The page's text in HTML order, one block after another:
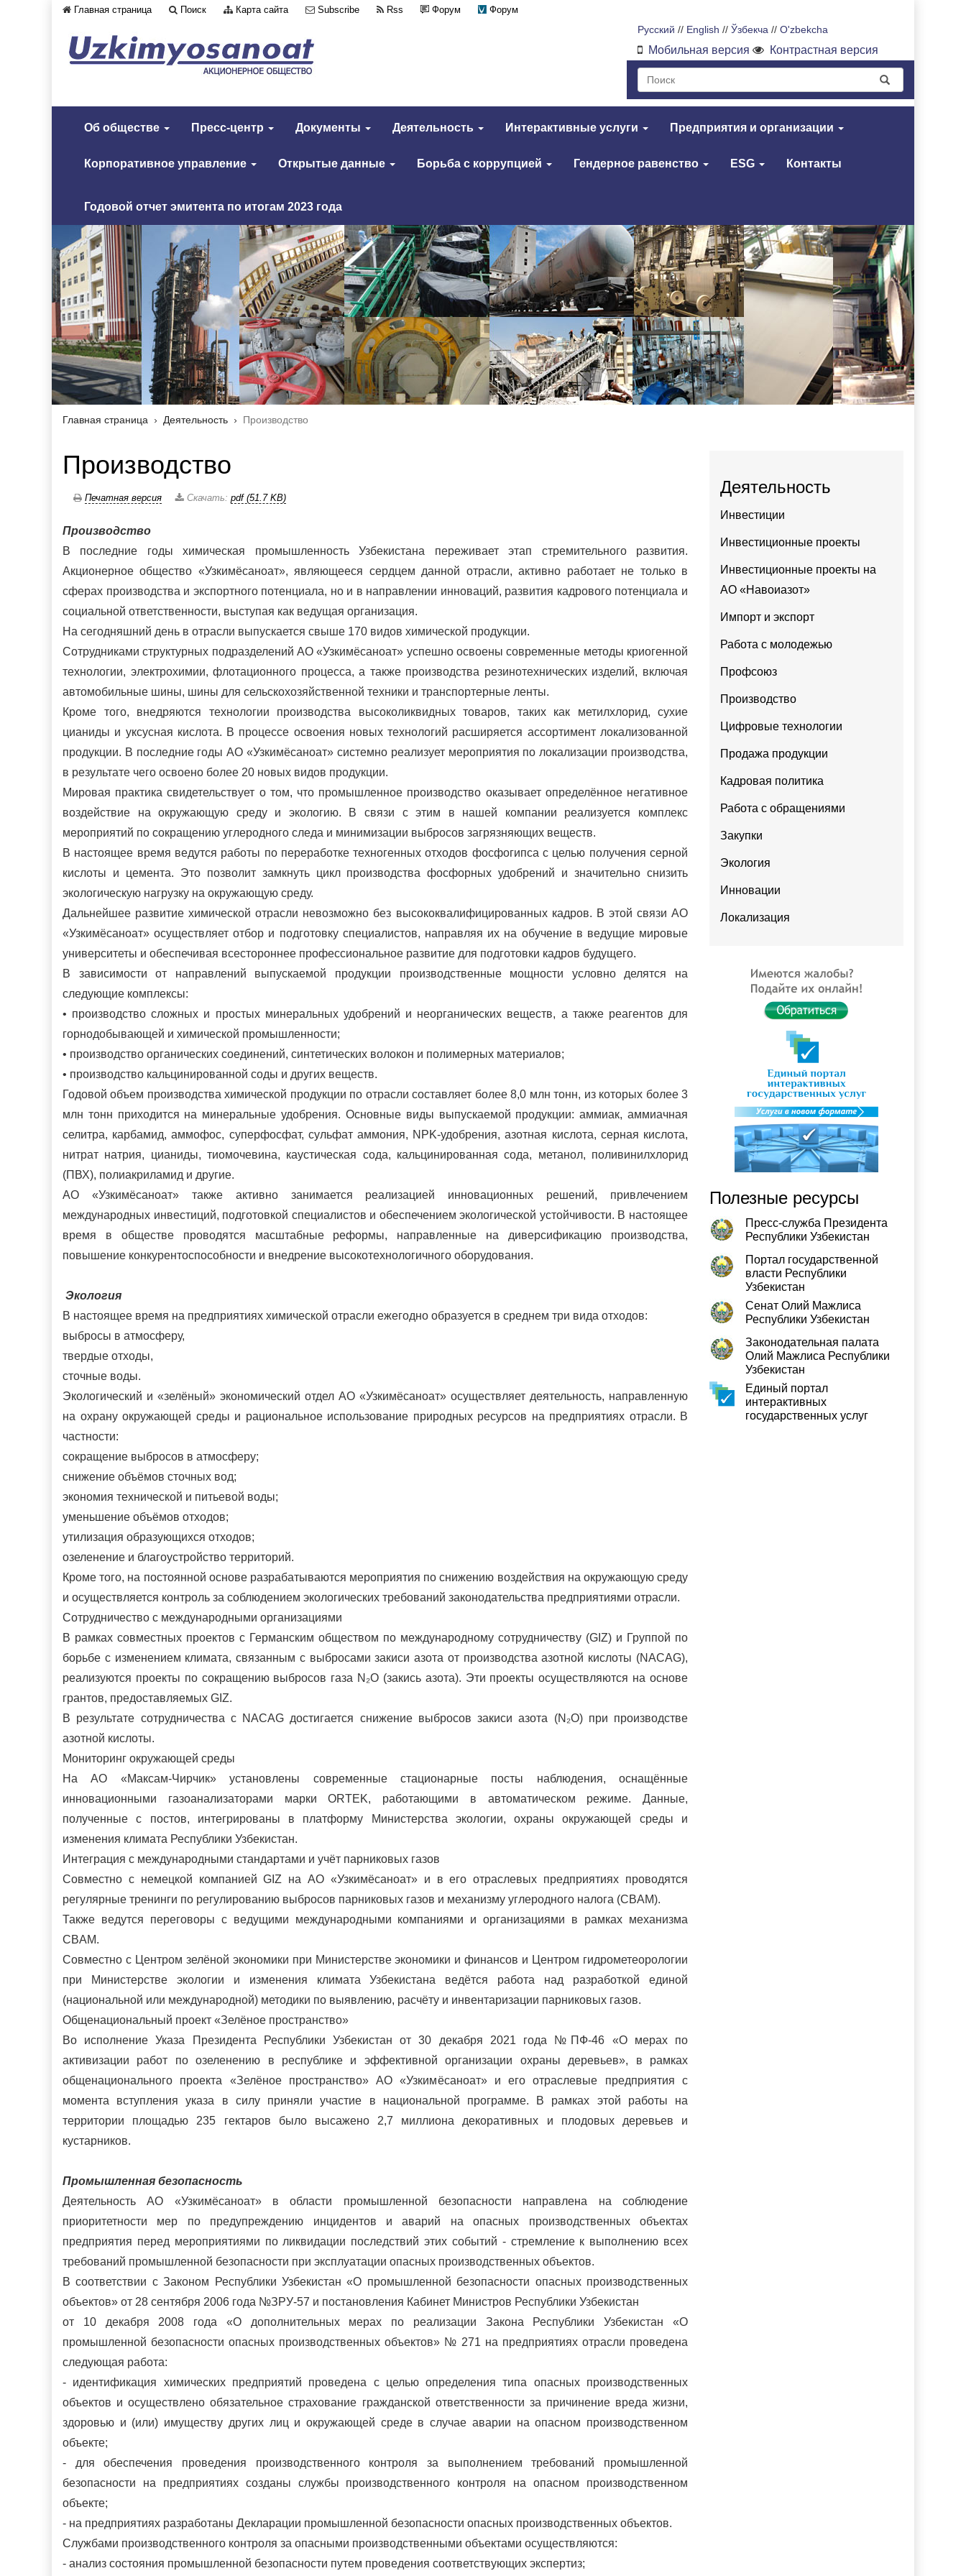
Главная страница Поиск Карта сайта Subscribe Rss Форум
Форум
Русский // English // Ўзбекча // O'zbekcha
Мобильная версия Контрастная версия
Об обществе Пресс-центр Документы Деятельность Интерактивные услуги Предприятия и организации
Корпоративное управление Открытые данные Борьба с коррупцией Гендерное равенство ESG Контакты
Годовой отчет эмитента по итогам 2023 года
Главная страница Деятельность Производство
Производство
Печатная версия Скачать: pdf (51.7 KB)
Производство
В последние годы химическая промышленность Узбекистана переживает этап стремительного развития.
Акционерное общество «Узкимёсаноат», являющееся сердцем данной отрасли, активно работает не только в
сферах производства и экспортного потенциала, но и в направлении инноваций, развития кадрового потенциала и
социальной ответственности, выступая как ведущая организация.
На сегодняшний день в отрасли выпускается свыше 170 видов химической продукции.
Сотрудниками структурных подразделений АО «Узкимёсаноат» успешно освоены современные методы криогенной
технологии, электрохимии, флотационного процесса, а также производства резинотехнических изделий, включая
автомобильные шины, шины для сельскохозяйственной техники и транспортерные ленты.
Кроме того, внедряются технологии производства высоколиквидных товаров, таких как метилхлорид, сухие
цианиды и уксусная кислота. В процессе освоения новых технологий расширяется ассортимент локализованной
продукции. В последние годы АО «Узкимёсаноат» системно реализует мероприятия по локализации производства,
в результате чего освоено более 20 новых видов продукции.
Мировая практика свидетельствует о том, что промышленное производство оказывает определённое негативное
воздействие на окружающую среду и экологию. В связи с этим в нашей компании реализуется комплекс
мероприятий по сокращению углеродного следа и минимизации выбросов загрязняющих веществ.
В настоящее время ведутся работы по переработке техногенных отходов фосфогипса с целью получения серной
кислоты и цемента. Это позволит замкнуть цикл производства фосфорных удобрений и значительно снизить
экологическую нагрузку на окружающую среду.
Дальнейшее развитие химической отрасли невозможно без высококвалифицированных кадров. В этой связи АО
«Узкимёсаноат» осуществляет отбор и подготовку специалистов, направляя их на обучение в ведущие мировые
университеты и обеспечивая всестороннее профессиональное развитие для подготовки кадров будущего.
В зависимости от направлений выпускаемой продукции производственные мощности условно делятся на
следующие комплексы:
• производство сложных и простых минеральных удобрений и неорганических веществ, а также реагентов для
горнодобывающей и химической промышленности;
• производство органических соединений, синтетических волокон и полимерных материалов;
• производство кальцинированной соды и других веществ.
Годовой объем производства химической продукции по отрасли составляет более 8,0 млн тонн, из которых более 3
млн тонн приходится на минеральные удобрения. Основные виды выпускаемой продукции: аммиак, аммиачная
селитра, карбамид, аммофос, суперфосфат, сульфат аммония, NPK-удобрения, азотная кислота, серная кислота,
нитрат натрия, цианиды, тиомочевина, каустическая сода, кальцинированная сода, метанол, поливинилхлорид
(ПВХ), полиакриламид и другие.
АО «Узкимёсаноат» также активно занимается реализацией инновационных решений, привлечением
международных инвестиций, подготовкой специалистов и обеспечением экологической устойчивости. В настоящее
время в обществе проводятся масштабные реформы, направленные на диверсификацию производства,
повышение конкурентоспособности и внедрение высокотехнологичного оборудования.
Экология
В настоящее время на предприятиях химической отрасли ежегодно образуется в среднем три вида отходов:
выбросы в атмосферу,
твердые отходы,
сточные воды.
Экологический и «зелёный» экономический отдел АО «Узкимёсаноат» осуществляет деятельность, направленную
на охрану окружающей среды и рациональное использование природных ресурсов на предприятиях отрасли. В
частности:
сокращение выбросов в атмосферу;
снижение объёмов сточных вод;
экономия технической и питьевой воды;
уменьшение объёмов отходов;
утилизация образующихся отходов;
озеленение и благоустройство территорий.
Кроме того, на постоянной основе разрабатываются мероприятия по снижению воздействия на окружающую среду
и осуществляется контроль за соблюдением экологических требований законодательства предприятиями отрасли.
Сотрудничество с международными организациями
В рамках совместных проектов с Германским обществом по международному сотрудничеству (GIZ) и Группой по
борьбе с изменением климата, связанным с выбросами закиси азота от производства азотной кислоты (NACAG),
реализуются проекты по сокращению выбросов газа N₂O (закись азота). Эти проекты осуществляются на основе
грантов, предоставляемых GIZ.
В результате сотрудничества с NACAG достигается снижение выбросов закиси азота (N₂O) при производстве
азотной кислоты.
Мониторинг окружающей среды
На АО «Максам-Чирчик» установлены современные стационарные посты наблюдения, оснащённые
инновационными газоанализаторами марки ORTEK, работающими в автоматическом режиме. Данные,
полученные с постов, интегрированы в платформу Министерства экологии, охраны окружающей среды и
изменения климата Республики Узбекистан.
Интеграция с международными стандартами и учёт парниковых газов
Совместно с немецкой компанией GIZ на АО «Узкимёсаноат» и в его отраслевых предприятиях проводятся
регулярные тренинги по регулированию выбросов парниковых газов и механизму углеродного налога (CBAM).
Также ведутся переговоры с ведущими международными компаниями и организациями в рамках механизма
CBAM.
Совместно с Центром зелёной экономики при Министерстве экономики и финансов и Центром гидрометеорологии
при Министерстве экологии и изменения климата Узбекистана ведётся работа над разработкой единой
(национальной или международной) методики по выявлению, расчёту и инвентаризации парниковых газов.
Общенациональный проект «Зелёное пространство»
Во исполнение Указа Президента Республики Узбекистан от 30 декабря 2021 года №ПФ-46 «О мерах по
активизации работ по озеленению в республике и эффективной организации охраны деревьев», в рамках
общенационального проекта «Зелёное пространство» АО «Узкимёсаноат» и его отраслевые предприятия с
момента вступления указа в силу приняли участие в национальной программе. В рамках этой работы на
территории площадью 235 гектаров было высажено 2,7 миллиона декоративных и плодовых деревьев и
кустарников.
Промышленная безопасность
Деятельность АО «Узкимёсаноат» в области промышленной безопасности направлена на соблюдение
приоритетности мер по предупреждению инцидентов и аварий на опасных производственных объектах
предприятия перед мероприятиями по ликвидации последствий этих событий - стремление к выполнению всех
требований промышленной безопасности при эксплуатации опасных производственных объектов.
В соответствии с Законом Республики Узбекистан «О промышленной безопасности опасных производственных
объектов» от 28 сентября 2006 года №ЗРУ-57 и постановления Кабинет Министров Республики Узбекистан
от 10 декабря 2008 года «О дополнительных мерах по реализации Закона Республики Узбекистан «О
промышленной безопасности опасных производственных объектов» № 271 на предприятиях отрасли проведена
следующая работа:
- идентификация химических предприятий проведена с целью определения типа опасных производственных
объектов и осуществлено обязательное страхование гражданской ответственности за причинение вреда жизни,
здоровью и (или) имуществу других лиц и окружающей среде в случае аварии на опасном производственном
объекте;
- для обеспечения проведения производственного контроля за выполнением требований промышленной
безопасности на предприятиях созданы службы производственного контроля на опасном производственном
объекте;
- на предприятиях разработаны Декларации промышленной безопасности опасных производственных объектов.
Службами производственного контроля за опасными производственными объектами осуществляются:
- анализ состояния промышленной безопасности путем проведения соответствующих экспертиз;
Деятельность
Инвестиции
Инвестиционные проекты
Инвестиционные проекты на
АО «Навоиазот»
Импорт и экспорт
Работа с молодежью
Профсоюз
Производство
Цифровые технологии
Продажа продукции
Кадровая политика
Работа с обращениями
Закупки
Экология
Инновации
Локализация
Полезные ресурсы
Пресс-служба Президента
Республики Узбекистан
Портал государственной
власти Республики
Узбекистан
Сенат Олий Мажлиса
Республики Узбекистан
Законодательная палата
Олий Мажлиса Республики
Узбекистан
Единый портал
интерактивных
государственных услуг